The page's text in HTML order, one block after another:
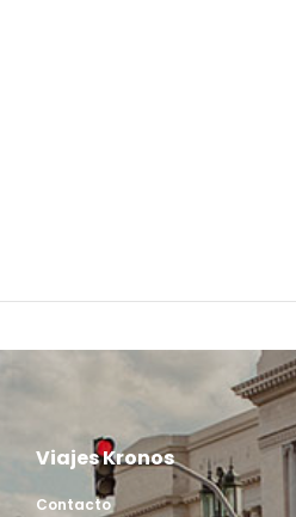
Viajes Kronos
Contacto